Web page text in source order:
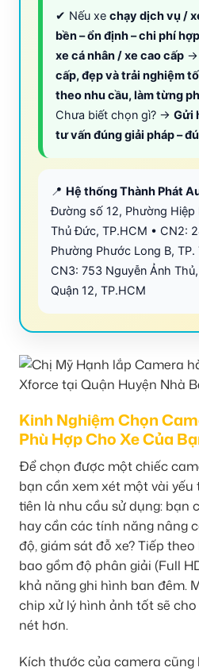
✔ Nếu xe chạy dịch vụ /
bền – ổn định – chi phí
xe cá nhân / xe cao cấp →
cấp, đẹp và trải nghiệm
theo nhu cầu, làm từng
Chưa biết chọn gì? → Gửi
tư vấn đúng giải pháp –
📍 Hệ thống Thành Phát
Đường số 12, Phường Hiệp
Thủ Đức, TP.HCM • CN2:
Phường Phước Long B,
CN3: 753 Nguyễn Ảnh
Quận 12, TP.HCM
Kinh Nghiệm Chọn
Phù Hợp Cho Xe Của
Để chọn được một chiếc
bạn cần xem xét một vài
tiên là nhu cầu sử dụng: bạn
hay cần các tính năng nâng
độ, giám sát đỗ xe? Tiếp
bao gồm độ phân giải (Full
khả năng ghi hình ban đêm.
chip xử lý hình ảnh tốt sẽ
nét hơn.
Kích thước của camera cũng